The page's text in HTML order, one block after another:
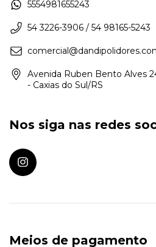
5554981655243
54 3226-3906 / 54 98165-5243
Avenida Ruben Bento Alves
- Caxias do Sul/RS
Nos siga nas redes
Meios de pagamento